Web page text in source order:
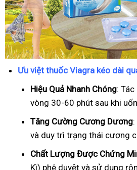
Ưu việt thuốc Viagra kéo dài
Hiệu Quả Nhanh Chóng:
vòng 30-60 phút sau khi
Tăng Cường Cương Dương
và duy trì trạng thái cương
Chất Lượng Được Chứng
Kì) phê duyệt và sử dụng